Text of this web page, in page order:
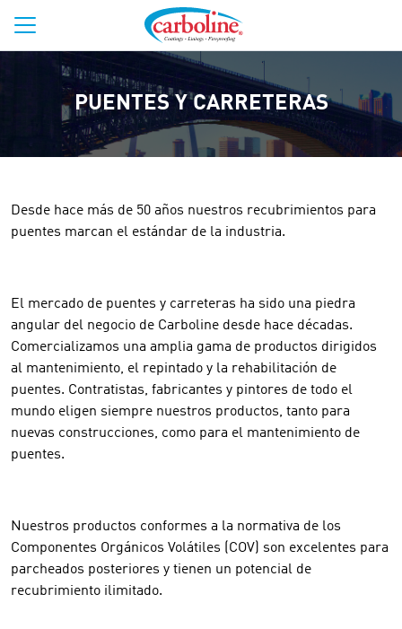
PUENTES Y CARRETERAS
Desde hace más de 50 años nuestros recubrimientos para
puentes marcan el estándar de la industria.
El mercado de puentes y carreteras ha sido una piedra
angular del negocio de Carboline desde hace décadas.
Comercializamos una amplia gama de productos dirigidos
al mantenimiento, el repintado y la rehabilitación de
puentes. Contratistas, fabricantes y pintores de todo el
mundo eligen siempre nuestros productos, tanto para
nuevas construcciones, como para el mantenimiento de
puentes.
Nuestros productos conformes a la normativa de los
Componentes Orgánicos Volátiles (COV) son excelentes para
parcheados posteriores y tienen un potencial de
recubrimiento ilimitado.